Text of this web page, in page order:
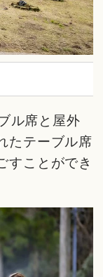
ル席と屋外
たテーブル席
すことができ